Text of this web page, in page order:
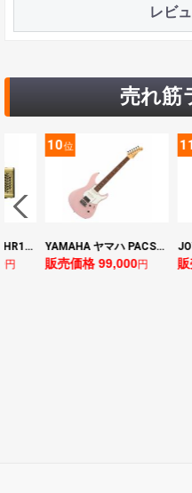
レビ
売れ筋
ヤマハ YAMAHA THR10II 小型ギターアンプ
円
10位
YAMAHA ヤマハ PACS+12 ASP Pacifica Standard Plus パシフィカスタンダードプラス エレキギター
販売価格 99,000円